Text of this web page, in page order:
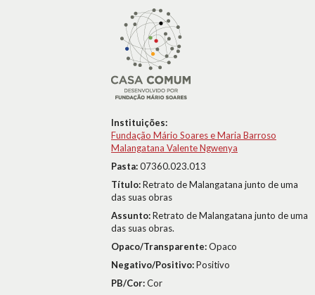
Instituições:
Fundação Mário Soares e Maria Barroso
Malangatana Valente Ngwenya
Pasta:07360.023.013
Título:Retrato de Malangatana junto de uma
das suas obras
Assunto:Retrato de Malangatana junto de uma
das suas obras.
Opaco/Transparente:Opaco
Negativo/Positivo:Positivo
PB/Cor:Cor